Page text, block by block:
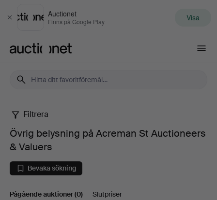
Stäng
Auctionet
Finns på Google Play Visa
Övrig
belysning
på
Acreman
Filtrera
Övrig belysning på Acreman St Auctioneers
& Valuers
Bevaka sökning
Pågående auktioner(0) Slutpriser